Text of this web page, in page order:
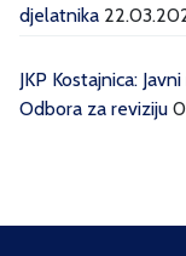
djelatnika
JKP Kostajnica:
Odbora za reviziju